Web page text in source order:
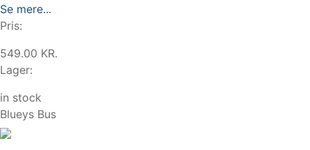
Se mere...
Pris:
549.00 KR.
Lager:
in stock
Blueys Bus